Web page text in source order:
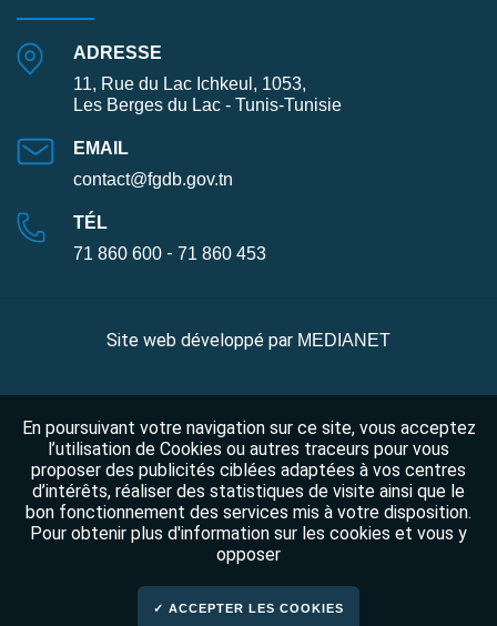
ADRESSE
11, Rue du Lac Ichkeul, 1053,
Les Berges du Lac - Tunis-Tunisie
EMAIL
contact@fgdb.gov.tn
TÉL
71 860 600 - 71 860 453
Site web développé par MEDIANET
En poursuivant votre navigation sur ce site, vous acceptez
l’utilisation de Cookies ou autres traceurs pour vous
proposer des publicités ciblées adaptées à vos centres
d’intérêts, réaliser des statistiques de visite ainsi que le
bon fonctionnement des services mis à votre disposition.
Pour obtenir plus d'information sur les cookies et vous y
opposer
✓ ACCEPTER LES COOKIES